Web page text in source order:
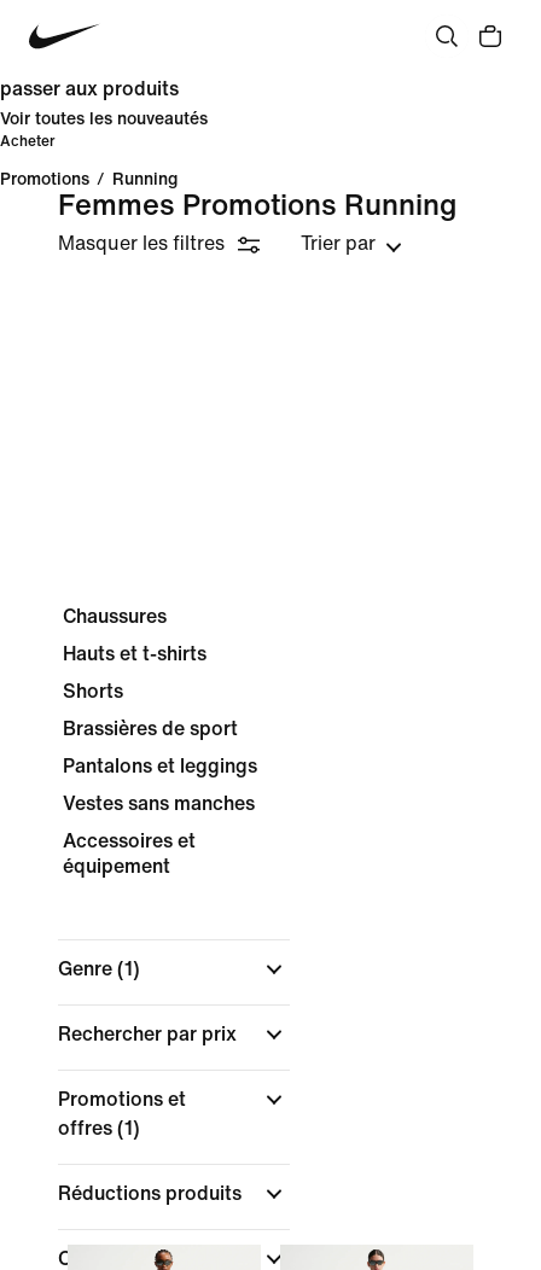
passer aux produits
Voir toutes les nouveautés
Acheter
Promotions / Running
Femmes Promotions Running
Masquer les filtres Trier par
Chaussures
Hauts et t-shirts
Shorts
Brassières de sport
Pantalons et leggings
Vestes sans manches
Accessoires et
équipement
Genre (1)
Rechercher par prix
Promotions et
offres (1)
Réductions produits
Couleur